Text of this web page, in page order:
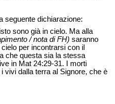
seguente dichiarazione:
sono già in cielo. Ma alla
/ nota di FH) saranno
per incontrarsi con il
che questa sia la stessa
in Mat 24:29-31. I morti
vivi dalla terra al Signore, che è